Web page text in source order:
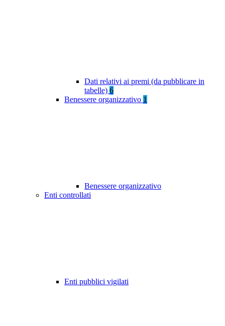
Dati relativi ai premi (da pubblicare in
tabelle) 6
Benessere organizzativo 1
Benessere organizzativo
Enti controllati
Enti pubblici vigilati